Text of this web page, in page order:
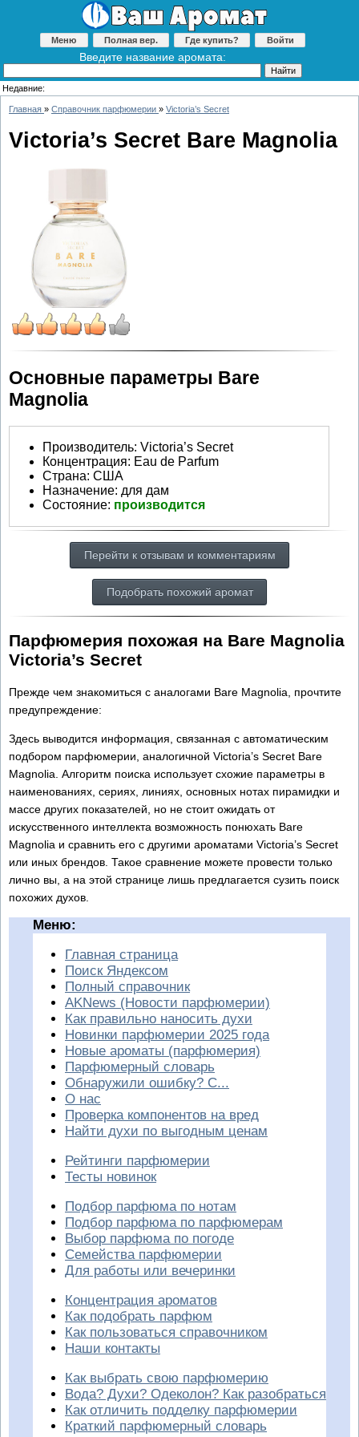
Меню Полная вер. Где купить? Войти
Введите название аромата:
Недавние:
Главная » Справочник парфюмерии » Victoria’s Secret
Victoria’s Secret Bare Magnolia
Основные параметры Bare
Magnolia
Производитель: Victoria’s Secret
Концентрация: Eau de Parfum
Страна: США
Назначение: для дам
Состояние: производится
Перейти к отзывам и комментариям
Подобрать похожий аромат
Парфюмерия похожая на Bare Magnolia
Victoria’s Secret
Прежде чем знакомиться с аналогами Bare Magnolia, прочтите
предупреждение:
Здесь выводится информация, связанная с автоматическим
подбором парфюмерии, аналогичной Victoria’s Secret Bare
Magnolia. Алгоритм поиска использует схожие параметры в
наименованиях, сериях, линиях, основных нотах пирамидки и
массе других показателей, но не стоит ожидать от
искусственного интеллекта возможность понюхать Bare
Magnolia и сравнить его с другими ароматами Victoria’s Secret
или иных брендов. Такое сравнение можете провести только
лично вы, а на этой странице лишь предлагается сузить поиск
похожих духов.
Меню:
Главная страница
Поиск Яндексом
Полный справочник
AKNews (Новости парфюмерии)
Как правильно наносить духи
Новинки парфюмерии 2025 года
Новые ароматы (парфюмерия)
Парфюмерный словарь
Обнаружили ошибку? С...
О нас
Проверка компонентов на вред
Найти духи по выгодным ценам
Рейтинги парфюмерии
Тесты новинок
Подбор парфюма по нотам
Подбор парфюма по парфюмерам
Выбор парфюма по погоде
Семейства парфюмерии
Для работы или вечеринки
Концентрация ароматов
Как подобрать парфюм
Как пользоваться справочником
Наши контакты
Как выбрать свою парфюмерию
Вода? Духи? Одеколон? Как разобраться
Как отличить подделку парфюмерии
Краткий парфюмерный словарь